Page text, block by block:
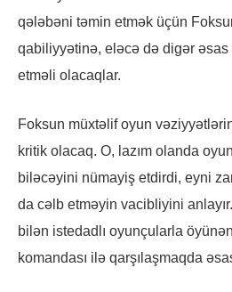
qələbəni təmin etmək üçün
qabiliyyətinə, eləcə də digər
etməli olacaqlar.
Foksun müxtəlif oyun
kritik olacaq. O, lazım olanda
biləcəyini nümayiş etdirdi, eyni
da cəlb etməyin vacibliyini
bilən istedadlı oyunçularla
komandası ilə qarşılaşmaqda